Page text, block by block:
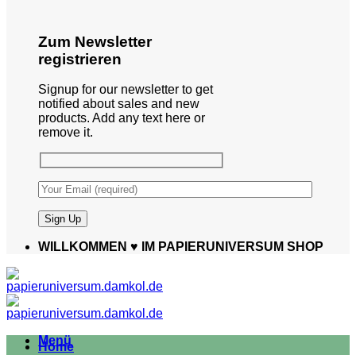
Zum Newsletter
registrieren
Signup for our newsletter to get
notified about sales and new
products. Add any text here or
remove it.
WILLKOMMEN ♥️ IM PAPIERUNIVERSUM SHOP
Menü
Home